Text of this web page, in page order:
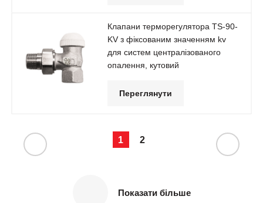
Клапани терморегулятора TS-90-
KV з фіксованим значенням kv
для систем централізованого
опалення, кутовий
Переглянути
1 2
Показати більше